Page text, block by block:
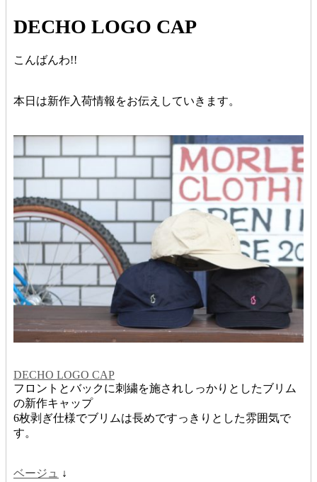
DECHO LOGO CAP
こんばんわ!!
本日は新作入荷情報をお伝えしていきます。
DECHO LOGO CAP
フロントとバックに刺繍を施されしっかりとしたブリム
の新作キャップ
6枚剥ぎ仕様でブリムは長めですっきりとした雰囲気で
す。
ベージュ ↓